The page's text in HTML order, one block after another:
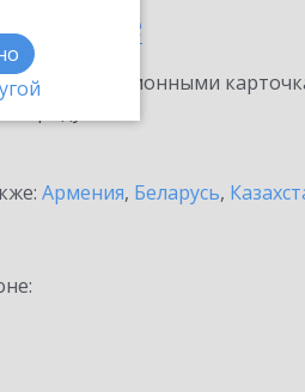
с информационными
Армения, Беларусь,